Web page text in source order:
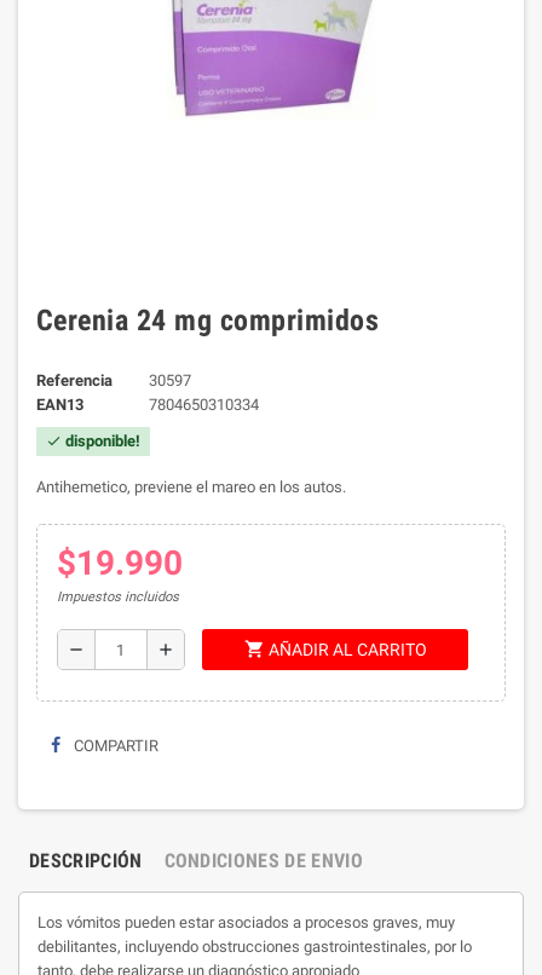
Cerenia 24 mg comprimidos
Referencia
30597
EAN13
7804650310334
check disponible!
Antihemetico, previene el mareo en los autos.
$19.990
Impuestos incluidos
remove add shopping_cart AÑADIR AL CARRITO
COMPARTIR
DESCRIPCIÓN CONDICIONES DE ENVIO
Los vómitos pueden estar asociados a procesos graves, muy
debilitantes, incluyendo obstrucciones gastrointestinales, por lo
tanto, debe realizarse un diagnóstico apropiado